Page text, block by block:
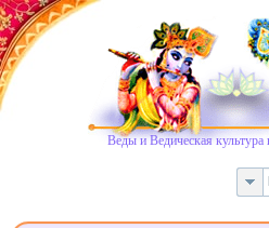
Веды и Ведическая